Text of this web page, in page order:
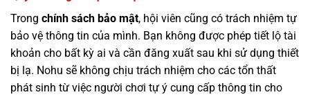
Trong chính sách bảo mật, hội viên cũng có trách nhiệm tự
bảo vệ thông tin của mình. Bạn không được phép tiết lộ tài
khoản cho bất kỳ ai và cần đăng xuất sau khi sử dụng thiết
bị lạ. Nohu sẽ không chịu trách nhiệm cho các tổn thất
phát sinh từ việc người chơi tự ý cung cấp thông tin cho